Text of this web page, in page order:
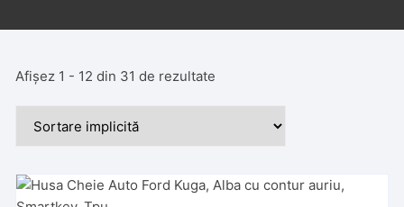
Afișez 1 - 12 din 31 de rezultate